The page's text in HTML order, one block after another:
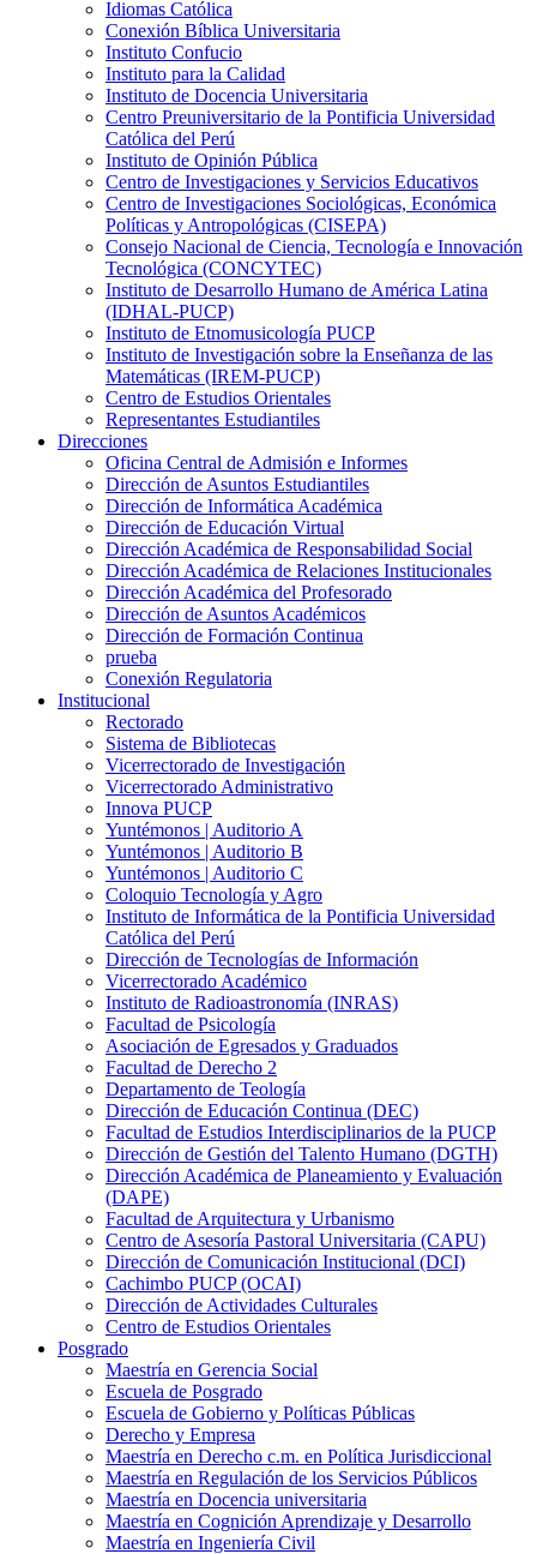
Idiomas Católica
Conexión Bíblica Universitaria
Instituto Confucio
Instituto para la Calidad
Instituto de Docencia Universitaria
Centro Preuniversitario de la Pontificia Universidad
Católica del Perú
Instituto de Opinión Pública
Centro de Investigaciones y Servicios Educativos
Centro de Investigaciones Sociológicas, Económica
Políticas y Antropológicas (CISEPA)
Consejo Nacional de Ciencia, Tecnología e Innovación
Tecnológica (CONCYTEC)
Instituto de Desarrollo Humano de América Latina
(IDHAL-PUCP)
Instituto de Etnomusicología PUCP
Instituto de Investigación sobre la Enseñanza de las
Matemáticas (IREM-PUCP)
Centro de Estudios Orientales
Representantes Estudiantiles
Direcciones
Oficina Central de Admisión e Informes
Dirección de Asuntos Estudiantiles
Dirección de Informática Académica
Dirección de Educación Virtual
Dirección Académica de Responsabilidad Social
Dirección Académica de Relaciones Institucionales
Dirección Académica del Profesorado
Dirección de Asuntos Académicos
Dirección de Formación Continua
prueba
Conexión Regulatoria
Institucional
Rectorado
Sistema de Bibliotecas
Vicerrectorado de Investigación
Vicerrectorado Administrativo
Innova PUCP
Yuntémonos | Auditorio A
Yuntémonos | Auditorio B
Yuntémonos | Auditorio C
Coloquio Tecnología y Agro
Instituto de Informática de la Pontificia Universidad
Católica del Perú
Dirección de Tecnologías de Información
Vicerrectorado Académico
Instituto de Radioastronomía (INRAS)
Facultad de Psicología
Asociación de Egresados y Graduados
Facultad de Derecho 2
Departamento de Teología
Dirección de Educación Continua (DEC)
Facultad de Estudios Interdisciplinarios de la PUCP
Dirección de Gestión del Talento Humano (DGTH)
Dirección Académica de Planeamiento y Evaluación
(DAPE)
Facultad de Arquitectura y Urbanismo
Centro de Asesoría Pastoral Universitaria (CAPU)
Dirección de Comunicación Institucional (DCI)
Cachimbo PUCP (OCAI)
Dirección de Actividades Culturales
Centro de Estudios Orientales
Posgrado
Maestría en Gerencia Social
Escuela de Posgrado
Escuela de Gobierno y Políticas Públicas
Derecho y Empresa
Maestría en Derecho c.m. en Política Jurisdiccional
Maestría en Regulación de los Servicios Públicos
Maestría en Docencia universitaria
Maestría en Cognición Aprendizaje y Desarrollo
Maestría en Ingeniería Civil